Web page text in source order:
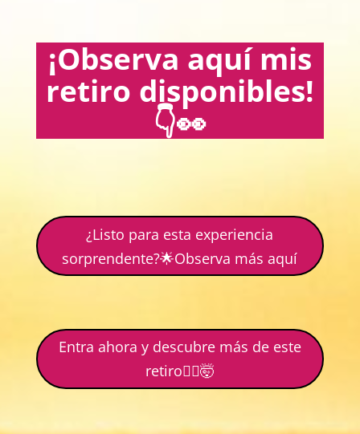
¡Observa aquí mis
retiro disponibles!
👇👀
¿Listo para esta experiencia
sorprendente?🌟Observa más aquí
Entra ahora y descubre más de este
retiro🙋‍♀️🤯